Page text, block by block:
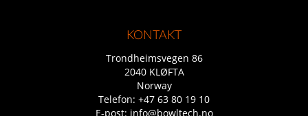
KONTAKT
Trondheimsvegen 86
2040 KLØFTA
Norway
Telefon: +47 63 80 19 10
E-post: info@bowltech.no